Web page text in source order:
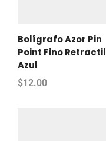
Bolígrafo Azor Pin
Point Fino Retractil
Azul
$12.00